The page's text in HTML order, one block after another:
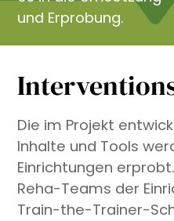
und Erprobung.
Die im Projekt
Inhalte und Tools
Einrichtungen
Reha-Teams der
Train-the-Trainer-